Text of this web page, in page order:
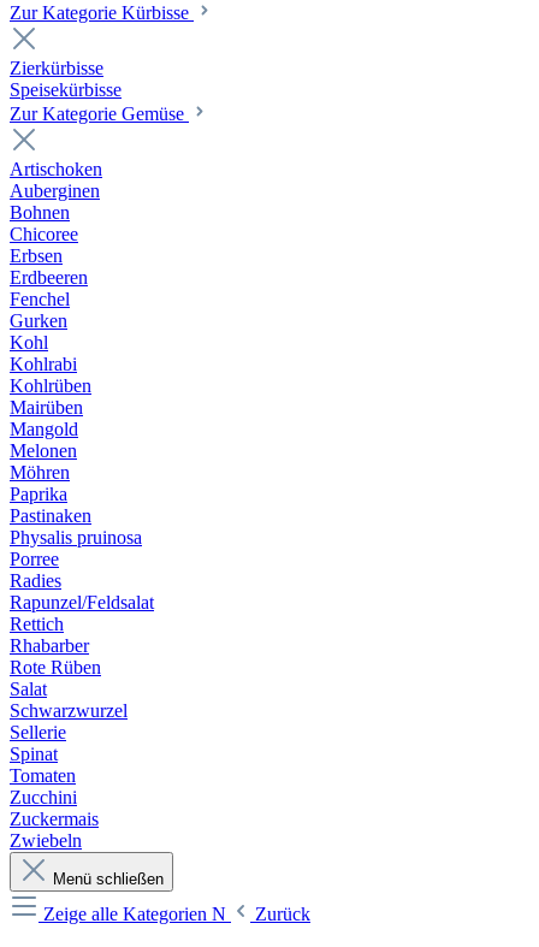
Zur Kategorie Kürbisse
Zierkürbisse
Speisekürbisse
Zur Kategorie Gemüse
Artischoken
Auberginen
Bohnen
Chicoree
Erbsen
Erdbeeren
Fenchel
Gurken
Kohl
Kohlrabi
Kohlrüben
Mairüben
Mangold
Melonen
Möhren
Paprika
Pastinaken
Physalis pruinosa
Porree
Radies
Rapunzel/Feldsalat
Rettich
Rhabarber
Rote Rüben
Salat
Schwarzwurzel
Sellerie
Spinat
Tomaten
Zucchini
Zuckermais
Zwiebeln
Menü schließen
Zeige alle Kategorien N
Zurück